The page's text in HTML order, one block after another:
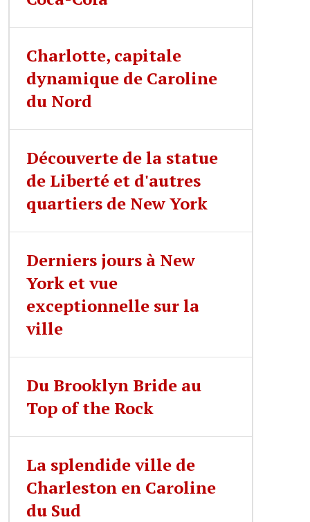
Charlotte, capitale
dynamique de Caroline
du Nord
Découverte de la statue
de Liberté et d'autres
quartiers de New York
Derniers jours à New
York et vue
exceptionnelle sur la
ville
Du Brooklyn Bride au
Top of the Rock
La splendide ville de
Charleston en Caroline
du Sud